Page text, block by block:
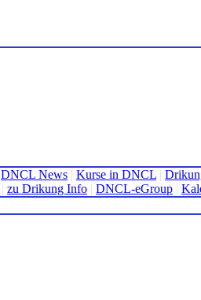
DNCL News | Kurse in DNCL |
| zu Drikung Info | DNCL-eGroup |